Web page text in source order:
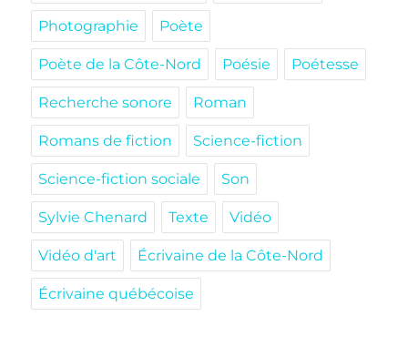
Photographie Poète
Poète de la Côte-Nord Poésie Poétesse
Recherche sonore Roman
Romans de fiction Science-fiction
Science-fiction sociale Son
Sylvie Chenard Texte Vidéo
Vidéo d'art Écrivaine de la Côte-Nord
Écrivaine québécoise